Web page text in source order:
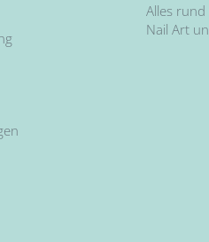
Alles rund
Nail Art